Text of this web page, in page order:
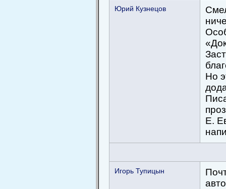
Юрий Кузнецов
Но
Е.
Игорь Тупицын